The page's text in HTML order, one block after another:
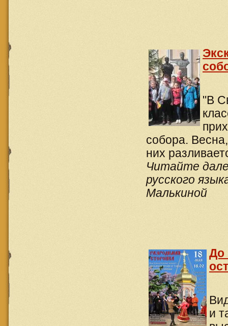
"В
собора.
них
Читайте
русского
Малькиной
До
и